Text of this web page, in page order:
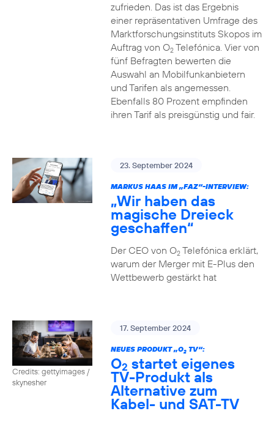
zufrieden. Das ist das Ergebnis
einer repräsentativen Umfrage des
Marktforschungsinstituts Skopos im
Auftrag von O2Telefónica. Vier von
fünf Befragten bewerten die
Auswahl an Mobilfunkanbietern
und Tarifen als angemessen.
Ebenfalls 80 Prozent empfinden
ihren Tarif als preisgünstig und fair.
23. September 2024
MARKUS HAAS IM „FAZ“-INTERVIEW:
„Wir haben das
magische Dreieck
geschaffen“
Der CEO von O2Telefónica erklärt,
warum der Merger mit E-Plus den
Wettbewerb gestärkt hat
Credits: gettyimages /
skynesher
17. September 2024
NEUES PRODUKT „O2TV“:
O2 startet eigenes
TV-Produkt als
Alternative zum
Kabel- und SAT-TV